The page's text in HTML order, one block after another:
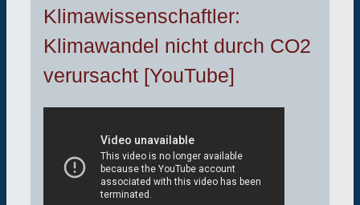
Klimawissenschaftler:
Klimawandel nicht durch CO2
verursacht [YouTube]